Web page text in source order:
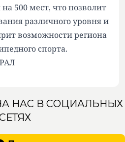
500 мест, что позволит
различного уровня и
возможности региона
спорта.
НАС В СОЦИАЛЬНЫХ